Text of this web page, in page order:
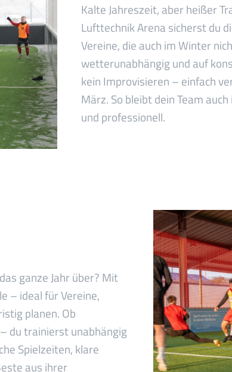
Kalte Jahreszeit, aber heißer
Lufttechnik Arena sicherst du
Vereine, die auch im Winter
wetterunabhängig und auf
kein Improvisieren – einfach
März. So bleibt dein Team
und professionell.
ganze Jahr über? Mit
– ideal für Vereine,
planen. Ob
du trainierst unabhängig
Spielzeiten, klare
aus ihrer